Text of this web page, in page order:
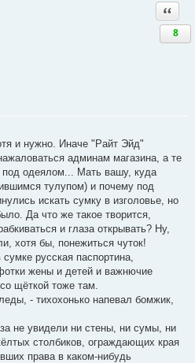
8
и нужно. Иначе "Райт Эйд"
админам магазина, а те
под одеялом... Мать вашу, куда
тулупом) и почему под
искать сумку в изголовье, но
Да что же такое творится,
и глаза открывать? Ну,
хотя бы, понежиться чуток!
русская паспортина,
жены и детей и важнючие
щёткой тоже там.
- тихохонько напевал бомжик,
не увидели ни стены, ни сумы, ни
столбиков, ограждающих края
права в каком-нибудь